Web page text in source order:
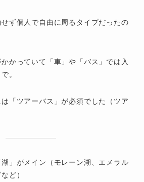
ず個人で自由に周るタイプだったの
かっていて「車」や「バス」では入
。
「ツアーバス」が必須でした（ツア
」がメイン（モレーン湖、エメラル
ど）